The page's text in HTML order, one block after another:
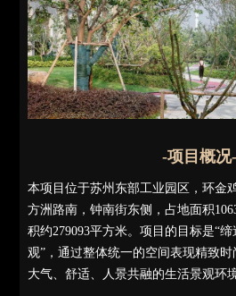
-项目概况-
本项目位于苏州东部工业园区，环金
方洲路南，钟南街东侧，占地面积
积约279093平方米。项目的目标是“
观”，通过整体统一的空间表现精致
大气、舒适、人景共融的生活景观环境